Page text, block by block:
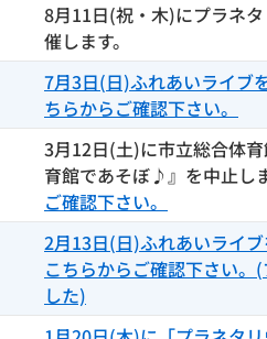
8月11日(祝・木)にプラネ
催します。
7月3日(日)ふれあいライブ
ちらからご確認下さい。
3月12日(土)に市立総合体
育館であそぼ♪』を中止し
ご確認下さい。
2月13日(日)ふれあいライ
こちらからご確認下さい。
した)